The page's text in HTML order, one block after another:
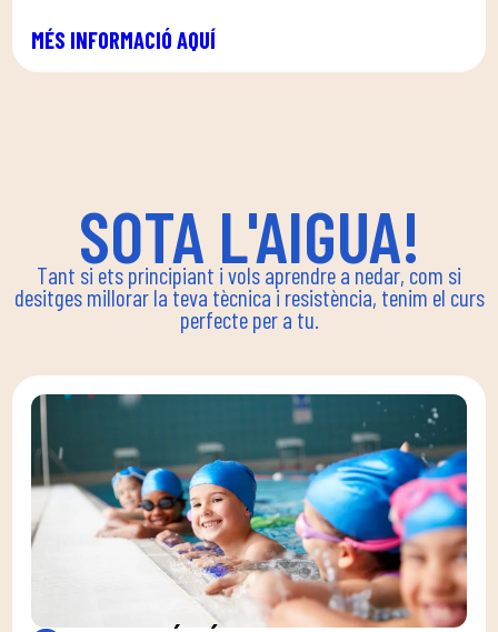
MÉS INFORMACIÓ AQUÍ
SOTA L'AIGUA!
Tant si ets principiant i vols aprendre a nedar, com si
desitges millorar la teva tècnica i resistència, tenim el curs
perfecte per a tu.